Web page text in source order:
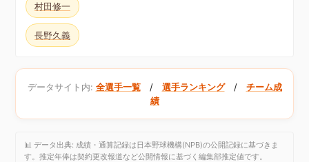
村田修一
長野久義
データサイト内: 全選手一覧/ 選手ランキング/ チーム成
績
📊 データ出典: 成績・通算記録は日本野球機構(NPB)の公開記録に基づきま
す。推定年俸は契約更改報道など公開情報に基づく編集部推定値です。